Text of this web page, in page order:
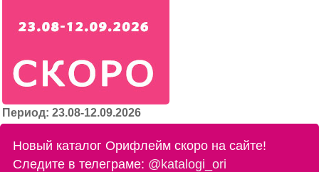
Период: 23.08-12.09.2026
Новый каталог Орифлейм скоро на сайте!
Следите в телеграме: @katalogi_ori